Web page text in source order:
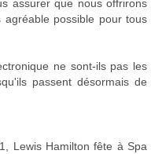
assurer que nous offrirons
possible pour tous
ne sont-ils pas les
passent désormais de
Lewis Hamilton fête à Spa